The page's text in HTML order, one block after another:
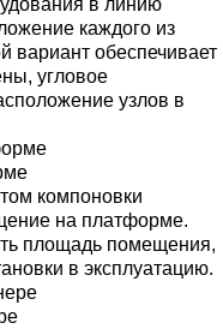
в линию
каждого из
вариант обеспечивает
угловое
узлов в
компоновки
на платформе.
площадь помещения,
в эксплуатацию.